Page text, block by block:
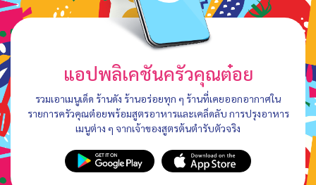
แอปพลิเคชันครัวคุณต๋อย
รวมเอาเมนูเด็ด ร้านดัง ร้านอร่อยทุก ๆ ร้านที่เคยออกอากาศใน
รายการครัวคุณต๋อยพร้อมสูตรอาหารและเคล็ดลับ การปรุงอาหาร
เมนูต่าง ๆ จากเจ้าของสูตรต้นตำรับตัวจริง